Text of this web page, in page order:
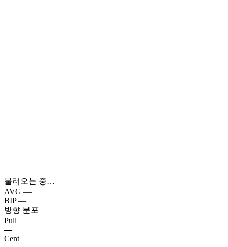
불러오는 중…
AVG —
BIP —
방향 분포
Pull
—
Cent